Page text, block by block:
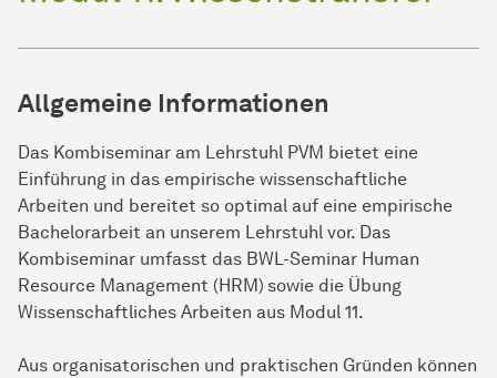
Allgemeine Informationen
Das Kombiseminar am Lehrstuhl PVM bietet eine
Einführung in das empirische wis­sen­schaft­liche
Arbeiten und bereitet so optimal auf eine empirische
Bachelorarbeit an unserem Lehrstuhl vor. Das
Kombiseminar umfasst das BWL-Seminar Human
Resource Management (HRM) sowie die Übung
Wissenschaftliches Arbeiten aus Modul 11.
Aus organisatorischen und praktischen Gründen können